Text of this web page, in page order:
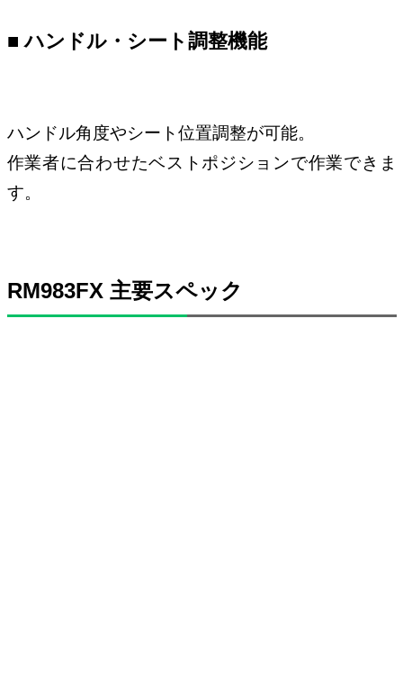
■ ハンドル・シート調整機能
ハンドル角度やシート位置調整が可能。
作業者に合わせたベストポジションで作業できま
す。
RM983FX 主要スペック